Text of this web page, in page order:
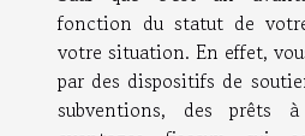
fonction du statut de
votre situation. En effet,
par des dispositifs de
subventions, des prêts